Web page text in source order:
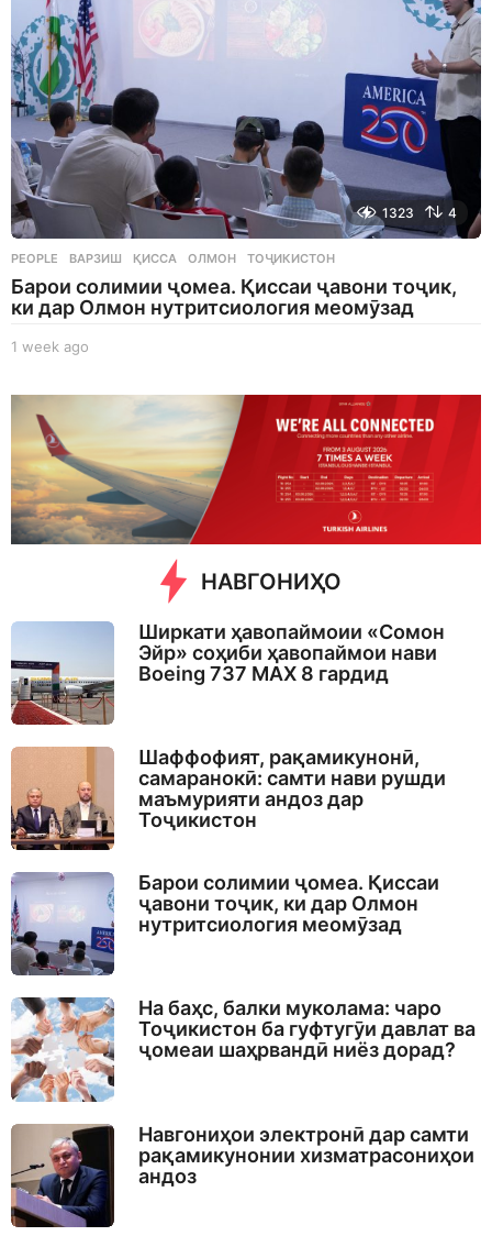
1323 4
PEOPLE ВАРЗИШ ,ҚИССА ,ОЛМОН ,ТОҶИКИСТОН
Барои солимии ҷомеа. Қиссаи ҷавони тоҷик,
ки дар Олмон нутритсиология меомӯзад
1 week ago
g
o
НАВГОНИҲО
Ширкати ҳавопаймоии «Сомон
Эйр» соҳиби ҳавопаймои нави
Boeing 737 MAX 8 гардид
Шаффофият, рақамикунонӣ,
самаранокӣ: самти нави рушди
маъмурияти андоз дар
Тоҷикистон
Барои солимии ҷомеа. Қиссаи
ҷавони тоҷик, ки дар Олмон
нутритсиология меомӯзад
На баҳс, балки муколама: чаро
Тоҷикистон ба гуфтугӯи давлат ва
ҷомеаи шаҳрвандӣ ниёз дорад?
Навгониҳои электронӣ дар самти
рақамикунонии хизматрасониҳои
андоз